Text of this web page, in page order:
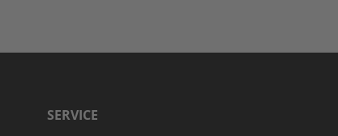
SERVICE